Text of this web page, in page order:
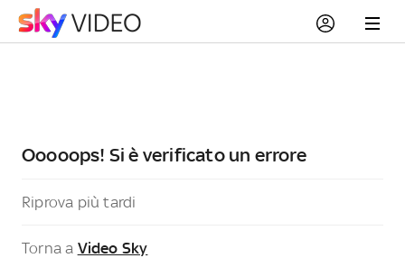
Ooooops! Si è verificato un errore
Riprova più tardi
Torna a Video Sky